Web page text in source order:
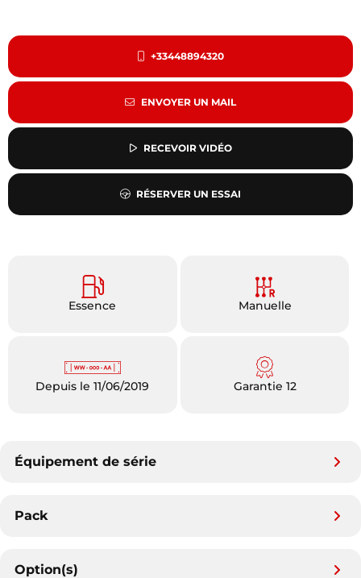
+33448894320
ENVOYER UN MAIL
RECEVOIR VIDÉO
RÉSERVER UN ESSAI
Essence Manuelle
Depuis le 11/06/2019 Garantie 12
Équipement de série
Pack
Option(s)